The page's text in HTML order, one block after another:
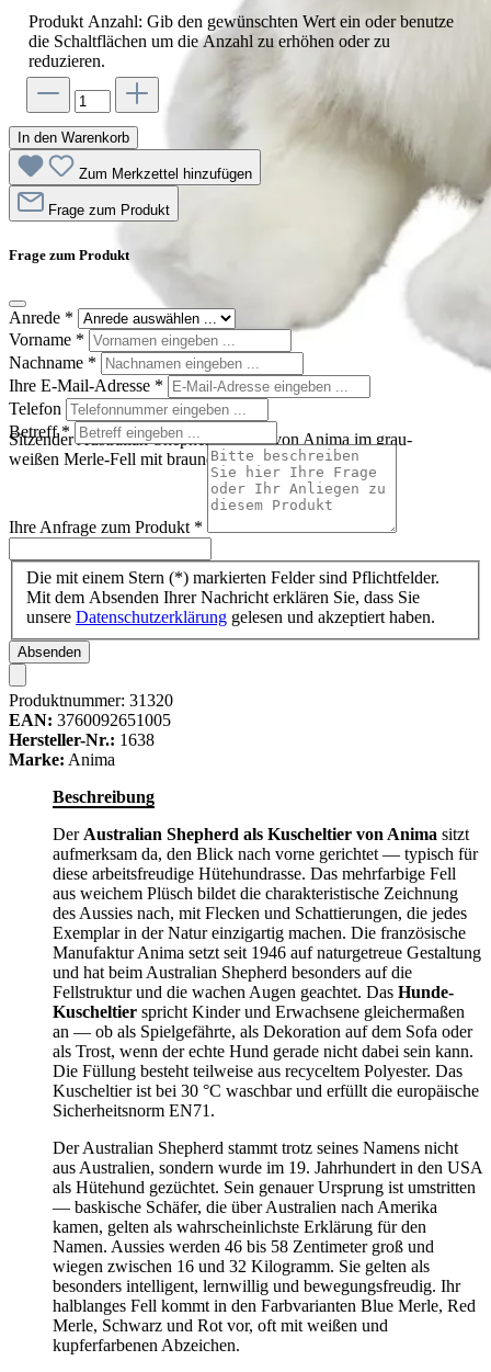
Sitzender Australian-Shepherd-Welpe von Anima im grau-
weißen Merle-Fell mit braunen Abzeichen
Produkt Anzahl: Gib den gewünschten Wert ein oder benutze
die Schaltflächen um die Anzahl zu erhöhen oder zu
reduzieren.
In den Warenkorb
Zum Merkzettel hinzufügen
Frage zum Produkt
Frage zum Produkt
Anrede *
Vorname *
Nachname *
Ihre E-Mail-Adresse *
Telefon
Betreff*
Ihre Anfrage zum Produkt *
Die mit einem Stern (*) markierten Felder sind Pflichtfelder.
Mit dem Absenden Ihrer Nachricht erklären Sie, dass Sie
unsere Datenschutzerklärung gelesen und akzeptiert haben.
Absenden
Produktnummer: 31320
EAN: 3760092651005
Hersteller-Nr.: 1638
Marke: Anima
Beschreibung
Der Australian Shepherd als Kuscheltier von Anima sitzt
aufmerksam da, den Blick nach vorne gerichtet — typisch für
diese arbeitsfreudige Hütehundrasse. Das mehrfarbige Fell
aus weichem Plüsch bildet die charakteristische Zeichnung
des Aussies nach, mit Flecken und Schattierungen, die jedes
Exemplar in der Natur einzigartig machen. Die französische
Manufaktur Anima setzt seit 1946 auf naturgetreue Gestaltung
und hat beim Australian Shepherd besonders auf die
Fellstruktur und die wachen Augen geachtet. Das Hunde-
Kuscheltier spricht Kinder und Erwachsene gleichermaßen
an — ob als Spielgefährte, als Dekoration auf dem Sofa oder
als Trost, wenn der echte Hund gerade nicht dabei sein kann.
Die Füllung besteht teilweise aus recyceltem Polyester. Das
Kuscheltier ist bei 30 °C waschbar und erfüllt die europäische
Sicherheitsnorm EN71.
Der Australian Shepherd stammt trotz seines Namens nicht
aus Australien, sondern wurde im 19. Jahrhundert in den USA
als Hütehund gezüchtet. Sein genauer Ursprung ist umstritten
— baskische Schäfer, die über Australien nach Amerika
kamen, gelten als wahrscheinlichste Erklärung für den
Namen. Aussies werden 46 bis 58 Zentimeter groß und
wiegen zwischen 16 und 32 Kilogramm. Sie gelten als
besonders intelligent, lernwillig und bewegungsfreudig. Ihr
halblanges Fell kommt in den Farbvarianten Blue Merle, Red
Merle, Schwarz und Rot vor, oft mit weißen und
kupferfarbenen Abzeichen.